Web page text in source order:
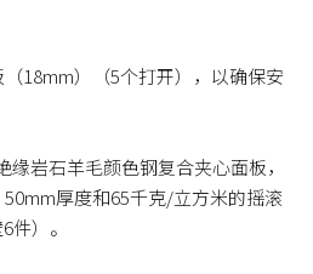
18mm）（5个打开），以确保安
缘岩石羊毛颜色钢复合夹心面板，
厚度和65千克/立方米的摇滚
）。